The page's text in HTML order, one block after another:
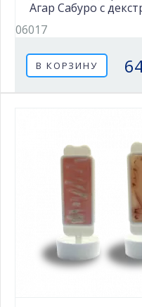
Агар Сабуро с
06017
В КОРЗИНУ